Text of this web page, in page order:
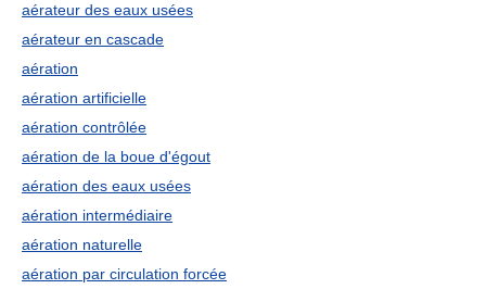
aérateur des eaux usées
aérateur en cascade
aération
aération artificielle
aération contrôlée
aération de la boue d'égout
aération des eaux usées
aération intermédiaire
aération naturelle
aération par circulation forcée